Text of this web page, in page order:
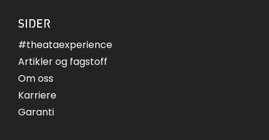
SIDER
#theataexperience
Artikler og fagstoff
Om oss
Karriere
Garanti